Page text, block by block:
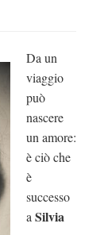
Da un
viaggio
può
nascere
un amore:
è ciò che
è
successo
a Silvia